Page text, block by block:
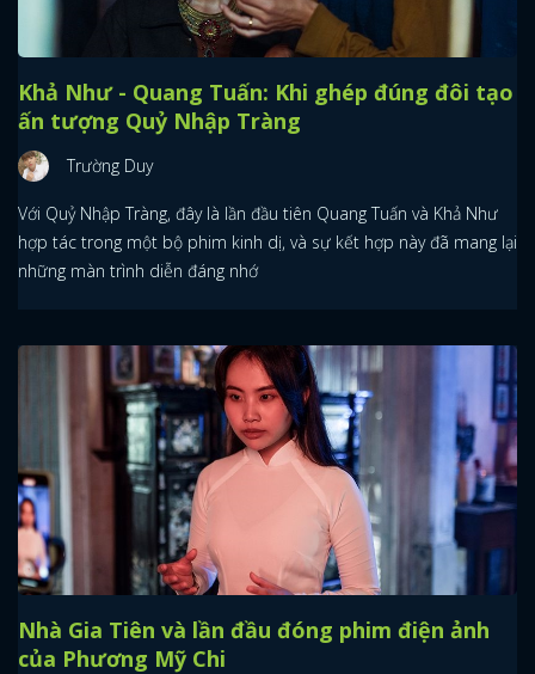
Khả Như - Quang Tuấn: Khi ghép đúng đôi tạo
ấn tượng Quỷ Nhập Tràng
Trường Duy
Với Quỷ Nhập Tràng, đây là lần đầu tiên Quang Tuấn và Khả Như
hợp tác trong một bộ phim kinh dị, và sự kết hợp này đã mang lại
những màn trình diễn đáng nhớ
Nhà Gia Tiên và lần đầu đóng phim điện ảnh
của Phương Mỹ Chi